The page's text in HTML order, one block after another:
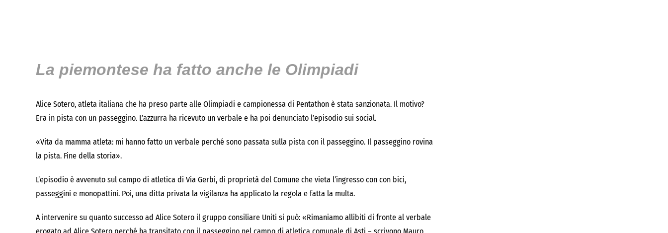
La piemontese ha fatto anche le Olimpiadi
Alice Sotero, atleta italiana che ha preso parte alle Olimpiadi e campionessa di Pentathon è stata sanzionata. Il motivo?
Era in pista con un passeggino. L’azzurra ha ricevuto un verbale e ha poi denunciato l’episodio sui social.
«Vita da mamma atleta: mi hanno fatto un verbale perché sono passata sulla pista con il passeggino. Il passeggino rovina
la pista. Fine della storia».
L’episodio è avvenuto sul campo di atletica di Via Gerbi, di proprietà del Comune che vieta l’ingresso con con bici,
passeggini e monopattini. Poi, una ditta privata la vigilanza ha applicato la regola e fatta la multa.
A intervenire su quanto successo ad Alice Sotero il gruppo consiliare Uniti si può: «Rimaniamo allibiti di fronte al verbale